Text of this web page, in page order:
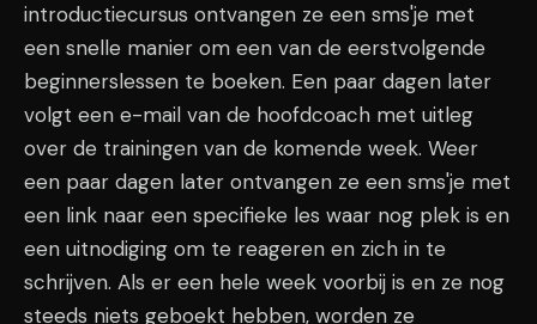
introductiecursus ontvangen ze een sms'je met
een snelle manier om een van de eerstvolgende
beginnerslessen te boeken. Een paar dagen later
volgt een e-mail van de hoofdcoach met uitleg
over de trainingen van de komende week. Weer
een paar dagen later ontvangen ze een sms'je met
een link naar een specifieke les waar nog plek is en
een uitnodiging om te reageren en zich in te
schrijven. Als er een hele week voorbij is en ze nog
steeds niets geboekt hebben, worden ze